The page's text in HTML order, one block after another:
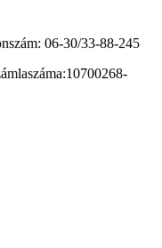
06-30/33-88-245